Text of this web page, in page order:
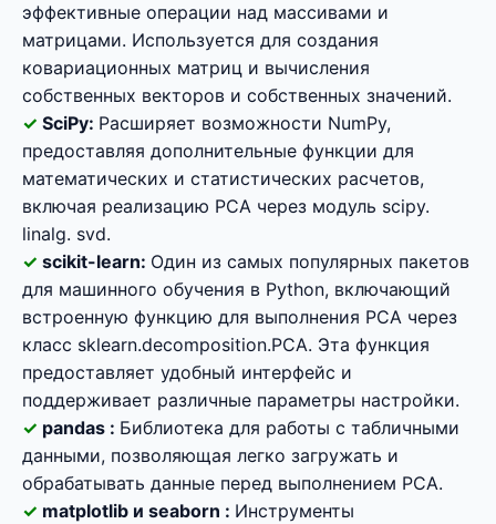
эффективные операции над массивами и
матрицами. Используется для создания
ковариационных матриц и вычисления
собственных векторов и собственных значений.
SciPy: Расширяет возможности NumPy,
предоставляя дополнительные функции для
математических и статистических расчетов,
включая реализацию PCA через модуль scipy.
linalg. svd.
scikit-learn: Один из самых популярных пакетов
для машинного обучения в Python, включающий
встроенную функцию для выполнения PCA через
класс sklearn.decomposition.PCA. Эта функция
предоставляет удобный интерфейс и
поддерживает различные параметры настройки.
pandas : Библиотека для работы с табличными
данными, позволяющая легко загружать и
обрабатывать данные перед выполнением PCA.
matplotlib и seaborn : Инструменты